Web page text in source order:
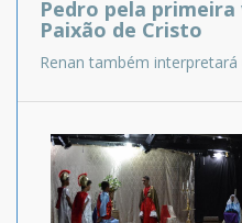
Pedro pela
Paixão de Cristo
Renan também